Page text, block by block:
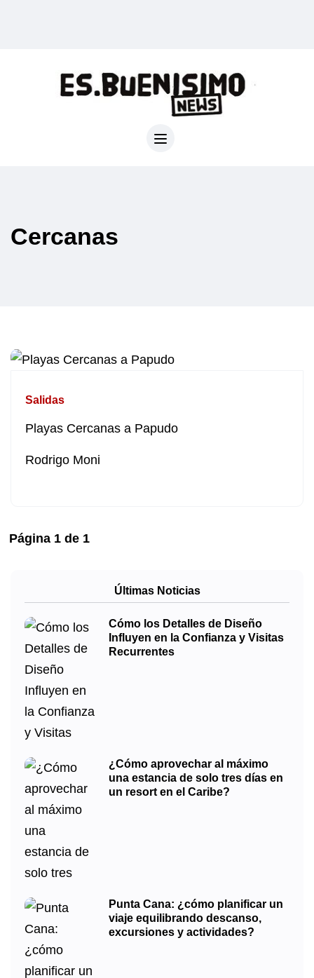
Cercanas
Salidas
Playas Cercanas a Papudo
Rodrigo Moni
Página 1 de 1
Últimas Noticias
Cómo los Detalles de Diseño
Influyen en la Confianza y Visitas
Recurrentes
¿Cómo aprovechar al máximo
una estancia de solo tres días en
un resort en el Caribe?
Punta Cana: ¿cómo planificar un
viaje equilibrando descanso,
excursiones y actividades?